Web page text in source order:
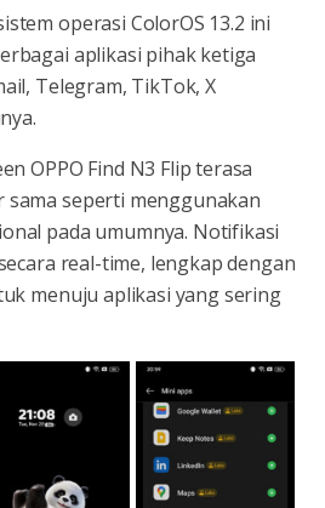
operasi ColorOS 13.2 ini
aplikasi pihak ketiga
Telegram, TikTok, X
OPPO Find N3 Flip terasa
sama seperti menggunakan
pada umumnya. Notifikasi
real-time, lengkap dengan
menuju aplikasi yang sering